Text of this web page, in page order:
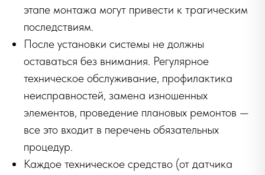
этапе монтажа могут привести к трагическим
последствиям.
После установки системы не должны
оставаться без внимания. Регулярное
техническое обслуживание, профилактика
неисправностей, замена изношенных
элементов, проведение плановых ремонтов —
все это входит в перечень обязательных
процедур.
Каждое техническое средство (от датчика